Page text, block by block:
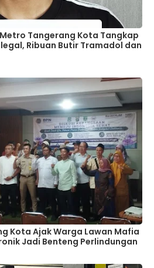
Tangerang Kota Tangkap
Ribuan Butir Tramadol dan
Kota Ajak Warga Lawan Mafia
Jadi Benteng Perlindungan